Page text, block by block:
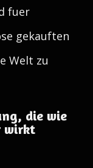
fuer
gekauften
Welt zu
die wie
wirkt